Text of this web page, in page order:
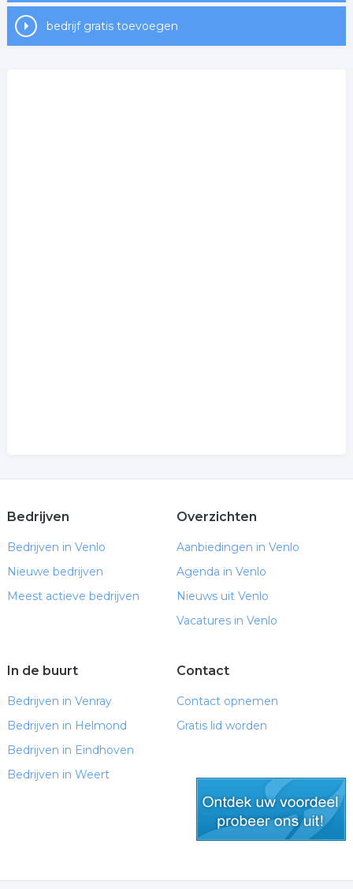
bedrijf gratis toevoegen
Bedrijven
Bedrijven in Venlo
Nieuwe bedrijven
Meest actieve bedrijven
Overzichten
Aanbiedingen in Venlo
Agenda in Venlo
Nieuws uit Venlo
Vacatures in Venlo
In de buurt
Bedrijven in Venray
Bedrijven in Helmond
Bedrijven in Eindhoven
Bedrijven in Weert
Contact
Contact opnemen
Gratis lid worden